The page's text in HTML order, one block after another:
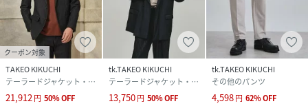
クーポン対象
TAKEO KIKUCHI
テーラードジャケット・ブレザー
21,912円 50%OFF
tk.TAKEO KIKUCHI
テーラードジャケット・ブレザー
13,750円 50%OFF
tk.TAKEO KIKUCHI
その他のパンツ
4,598円 62%OFF